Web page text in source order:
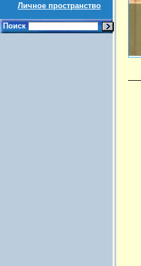
Личное пространство
Поиск